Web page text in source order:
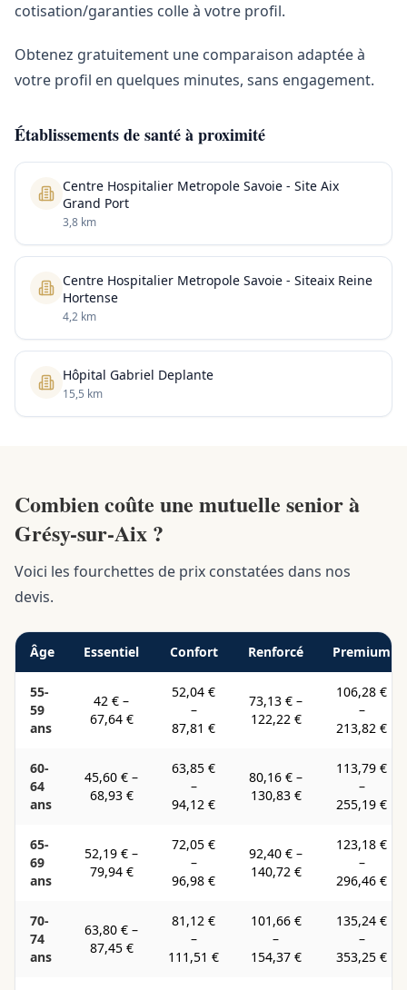
cotisation/garanties colle à votre profil.
Obtenez gratuitement une comparaison adaptée à
votre profil en quelques minutes, sans engagement.
Établissements de santé à proximité
Centre Hospitalier Metropole Savoie - Site Aix
Grand Port
3,8 km
Centre Hospitalier Metropole Savoie - Siteaix Reine
Hortense
4,2 km
Hôpital Gabriel Deplante
15,5 km
Combien coûte une mutuelle senior à
Grésy-sur-Aix ?
Voici les fourchettes de prix constatées dans nos
devis.
Âge Essentiel Confort Renforcé Premium
55-
59
ans
42 € –
67,64 €
52,04 €
–
87,81 €
73,13 € –
122,22 €
106,28 €
–
213,82 €
60-
64
ans
45,60 € –
68,93 €
63,85 €
–
94,12 €
80,16 € –
130,83 €
113,79 €
–
255,19 €
65-
69
ans
52,19 € –
79,94 €
72,05 €
–
96,98 €
92,40 € –
140,72 €
123,18 €
–
296,46 €
70-
74
ans
63,80 € –
87,45 €
81,12 €
–
111,51 €
101,66 €
–
154,37 €
135,24 €
–
353,25 €